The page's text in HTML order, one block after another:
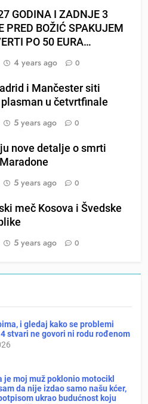
GODINA I ZADNJE 3
PRED BOŽIĆ SPAKUJEM
PO 50 EURA…
4 years ago 0
i Mančester siti
u četvrtfinale
5 years ago 0
nove detalje o smrti
5 years ago 0
meč Kosova i Švedske
5 years ago 0
i gledaj kako se problemi
stvari ne govori ni rodu rođenom
je moj muž poklonio motocikl
da nije izdao samo našu kćer,
ukrao budućnost koju